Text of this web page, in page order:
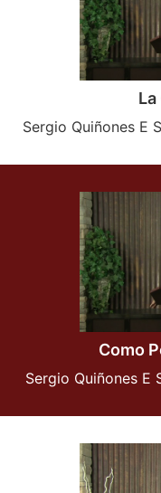
Sergio Quiñones E
Como
Sergio Quiñones E